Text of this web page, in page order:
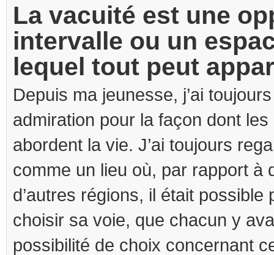
La vacuité est une
intervalle ou un
lequel tout peut
Depuis ma jeunesse, j’ai
admiration pour la façon dont
abordent la vie. J’ai toujours
comme un lieu où, par rapport à
d’autres régions, il était possible
choisir sa voie, que chacun y
possibilité de choix concernant